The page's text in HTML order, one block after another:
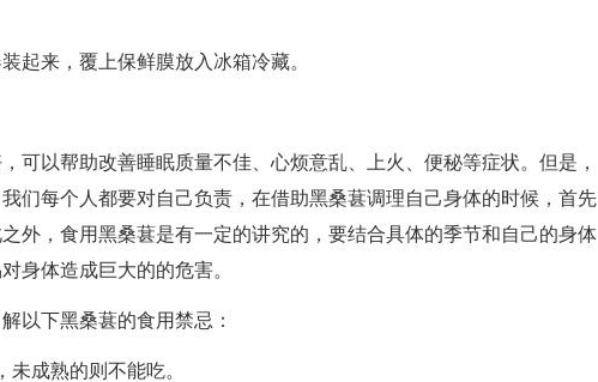
起来，覆上保鲜膜放入冰箱冷藏。
可以帮助改善睡眠质量不佳、心烦意乱、上火、便秘等症状。但是，
们每个人都要对自己负责，在借助黑桑葚调理自己身体的时候，首先
外，食用黑桑葚是有一定的讲究的，要结合具体的季节和自己的身体
身体造成巨大的的危害。
以下黑桑葚的食用禁忌：
成熟的则不能吃。